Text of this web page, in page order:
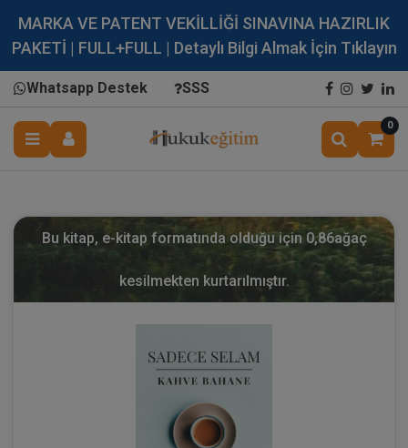
MARKA VE PATENT VEKİLLİĞİ SINAVINA HAZIRLIK
PAKETİ | FULL+FULL | Detaylı Bilgi Almak İçin Tıklayın
Whatsapp Destek SSS
0
Bu kitap, e-kitap formatında olduğu için 0,86ağaç
kesilmekten kurtarılmıştır.